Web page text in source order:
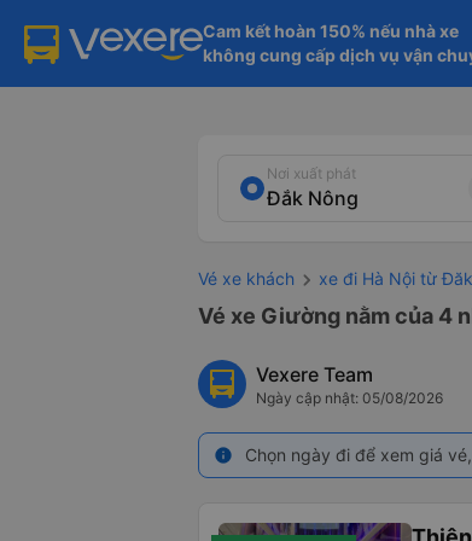
Cam kết hoàn 150% nếu nhà xe
không cung cấp dịch vụ vận
Nơi xuất phát
Vé xe khách xe đi Hà Nội từ
Vé xe Giường nằm của 4
Vexere Team
Ngày cập nhật: 05/08/2026
info Chọn ngày đi để xem giá